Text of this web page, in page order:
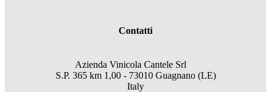
Contatti
Azienda Vinicola Cantele Srl
S.P. 365 km 1,00 - 73010 Guagnano (LE)
Italy